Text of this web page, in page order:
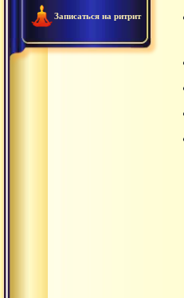
Записаться на ритрит